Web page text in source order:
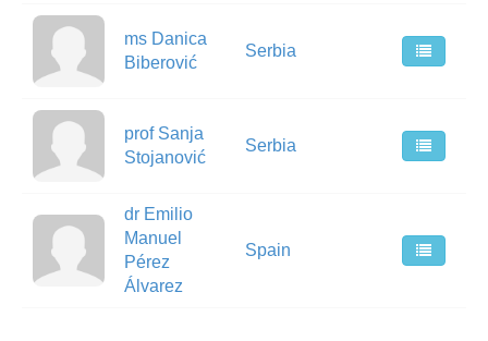
ms Danica
Biberović
Serbia
prof Sanja
Stojanović
Serbia
dr Emilio
Manuel
Pérez
Álvarez
Spain